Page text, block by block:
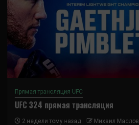
Прямая трансляция UFC
UFC 324 прямая трансляция
2 недели тому назад Михаил Маслов